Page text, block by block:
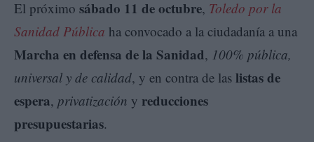
El próximo sábado 11 de octubre, Toledo por la
Sanidad Pública ha convocado a la ciudadanía a una
Marcha en defensa de la Sanidad, 100% pública,
universal y de calidad, y en contra de las listas de
espera, privatización y reducciones
presupuestarias.